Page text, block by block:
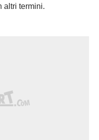
altri termini.